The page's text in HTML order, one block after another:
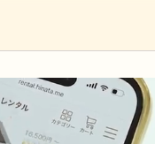
き。ビンテージも気にな